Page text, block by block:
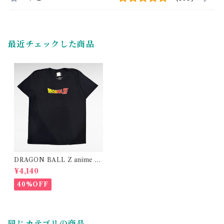
最近チェックした商品
DRAGON BALL Z anime of
ficial print t-shirt
¥4,140
40%OFF